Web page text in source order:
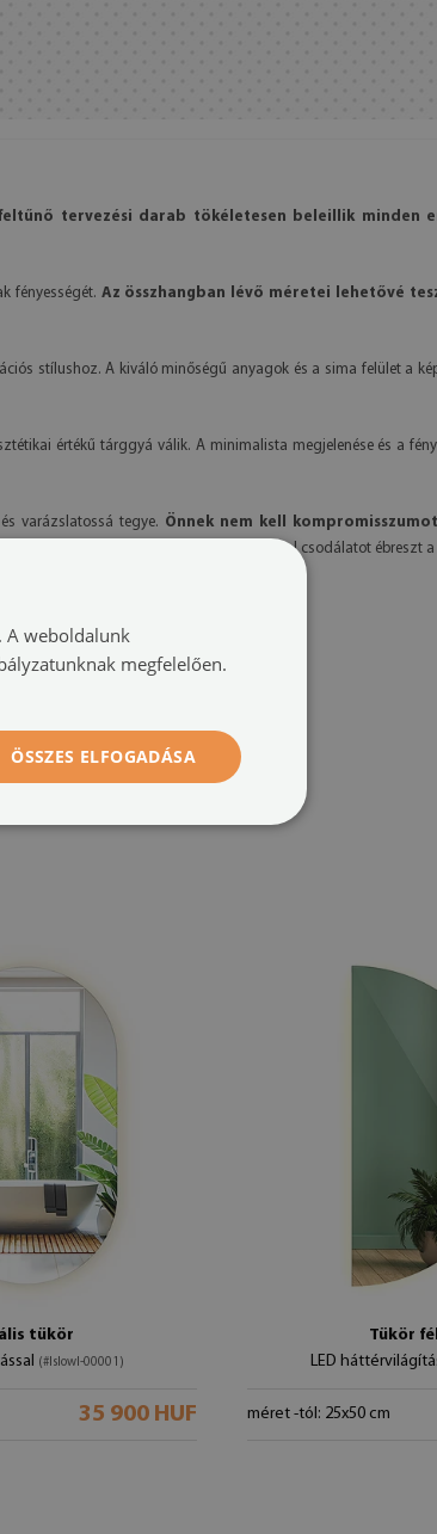
feltűnő tervezési darab tökéletesen beleillik minden
fényességét. Az összhangban lévő méretei lehetővé
stílushoz. A kiváló minőségű anyagok és a sima felület a
értékű tárggyá válik. A minimalista megjelenése és a
varázslatossá tegye. Önnek nem kell
otthonában, és amely minden alkalommal csodálatot ébreszt
tükör
(#lslowl-00001)
35 900 HUF
Tükör
LED
méret -tól: 25x50 cm
A weboldalunk
megfelelően.
ÖSSZES ELFOGADÁSA